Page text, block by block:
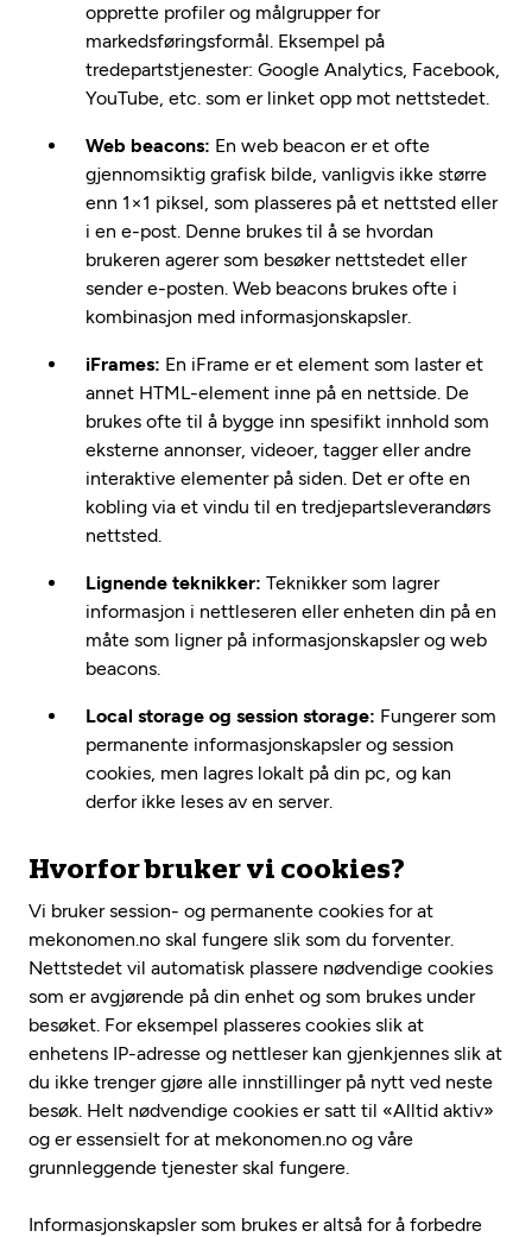
opprette profiler og målgrupper for
markedsføringsformål. Eksempel på
tredepartstjenester: Google Analytics, Facebook,
YouTube, etc. som er linket opp mot nettstedet.
Web beacons: En web beacon er et ofte
gjennomsiktig grafisk bilde, vanligvis ikke større
enn 1×1 piksel, som plasseres på et nettsted eller
i en e-post. Denne brukes til å se hvordan
brukeren agerer som besøker nettstedet eller
sender e-posten. Web beacons brukes ofte i
kombinasjon med informasjonskapsler.
iFrames: En iFrame er et element som laster et
annet HTML-element inne på en nettside. De
brukes ofte til å bygge inn spesifikt innhold som
eksterne annonser, videoer, tagger eller andre
interaktive elementer på siden. Det er ofte en
kobling via et vindu til en tredjepartsleverandørs
nettsted.
Lignende teknikker: Teknikker som lagrer
informasjon i nettleseren eller enheten din på en
måte som ligner på informasjonskapsler og web
beacons.
Local storage og session storage: Fungerer som
permanente informasjonskapsler og session
cookies, men lagres lokalt på din pc, og kan
derfor ikke leses av en server.
Hvorfor bruker vi cookies?
Vi bruker session- og permanente cookies for at
mekonomen.no skal fungere slik som du forventer.
Nettstedet vil automatisk plassere nødvendige cookies
som er avgjørende på din enhet og som brukes under
besøket. For eksempel plasseres cookies slik at
enhetens IP-adresse og nettleser kan gjenkjennes slik at
du ikke trenger gjøre alle innstillinger på nytt ved neste
besøk. Helt nødvendige cookies er satt til «Alltid aktiv»
og er essensielt for at mekonomen.no og våre
grunnleggende tjenester skal fungere.
Informasjonskapsler som brukes er altså for å forbedre